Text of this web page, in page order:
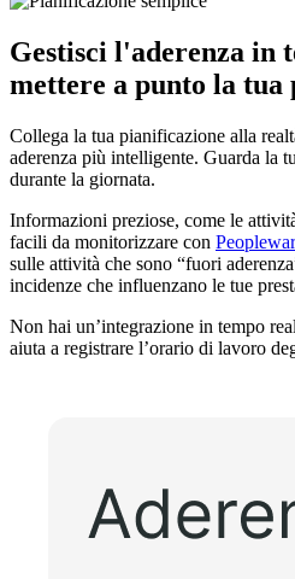
Gestisci l'aderenza in
mettere a punto la tua
Collega la tua pianificazione alla
aderenza più intelligente. Guarda la
durante la giornata.
Informazioni preziose, come le
facili da monitorizzare con
sulle attività che sono “fuori
incidenze che influenzano le tue
Non hai un’integrazione in tempo
aiuta a registrare l’orario di lavoro